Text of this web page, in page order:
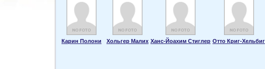
Карин Полони Хольгер Малих Ханс-Йоахим Стиглер Отто Криг-Хельбиг